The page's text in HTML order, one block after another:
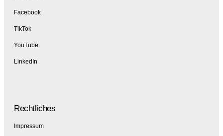
Facebook
TikTok
YouTube
LinkedIn
Rechtliches
Impressum